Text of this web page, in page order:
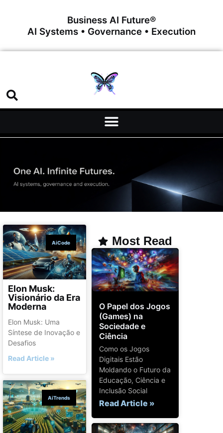
Business AI Future®
AI Systems • Governance • Execution
AiCode
Elon Musk:
Visionário da Era
Moderna
Elon Musk: Uma
Síntese de Inovação e
Desafios
Read Article »
AiTrends
Most Read
O Papel dos Jogos
(Games) na
Sociedade e
Ciência
Como os Jogos
Digitais Estão
Moldando o Futuro da
Educação, Ciência e
Inclusão Social
Read Article »